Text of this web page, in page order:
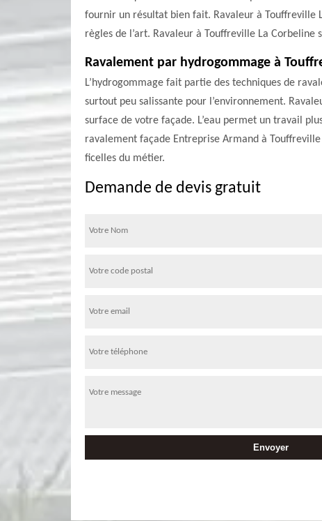
fournir un résultat bien fait. Ravaleur à Touffreville
règles de l’art. Ravaleur à Touffreville La
Ravalement par hydrogommage à
L’hydrogommage fait partie des techniques de
surtout peu salissante pour l’environnement.
surface de votre façade. L’eau permet un travail
ravalement façade Entreprise Armand à
ficelles du métier.
Demande de devis gratuit